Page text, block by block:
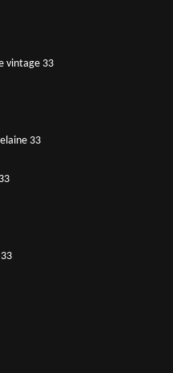
vintage 33
33